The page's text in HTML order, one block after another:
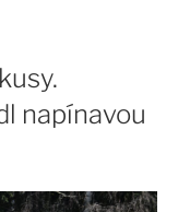
napínavou